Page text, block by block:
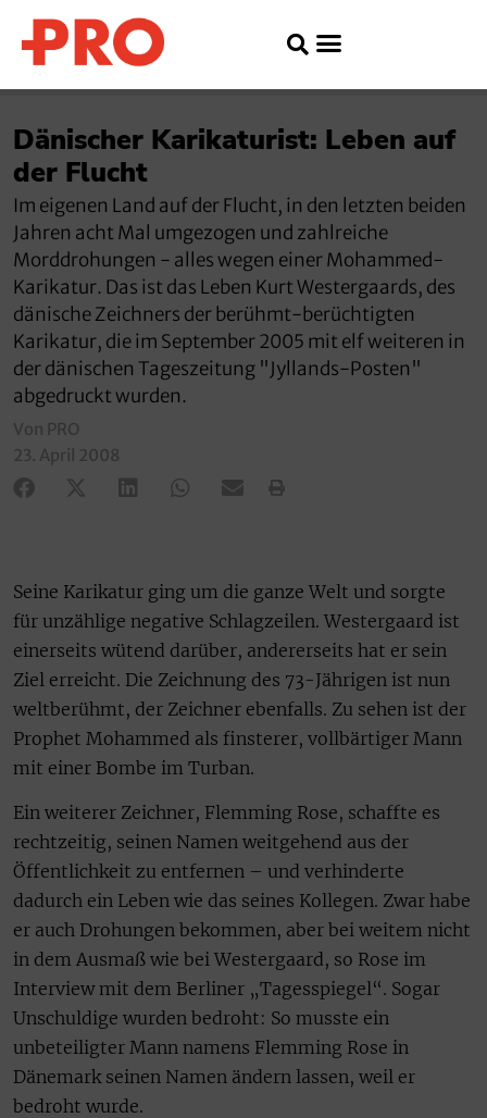
Dänischer Karikaturist: Leben auf
der Flucht
Im eigenen Land auf der Flucht, in den letzten beiden
Jahren acht Mal umgezogen und zahlreiche
Morddrohungen - alles wegen einer Mohammed-
Karikatur. Das ist das Leben Kurt Westergaards, des
dänische Zeichners der berühmt-berüchtigten
Karikatur, die im September 2005 mit elf weiteren in
der dänischen Tageszeitung "Jyllands-Posten"
abgedruckt wurden.
Von PRO
23. April 2008
Seine Karikatur ging um die ganze Welt und sorgte
für unzählige negative Schlagzeilen. Westergaard ist
einerseits wütend darüber, andererseits hat er sein
Ziel erreicht. Die Zeichnung des 73-Jährigen ist nun
weltberühmt, der Zeichner ebenfalls. Zu sehen ist der
Prophet Mohammed als finsterer, vollbärtiger Mann
mit einer Bombe im Turban.
Ein weiterer Zeichner, Flemming Rose, schaffte es
rechtzeitig, seinen Namen weitgehend aus der
Öffentlichkeit zu entfernen – und verhinderte
dadurch ein Leben wie das seines Kollegen. Zwar habe
er auch Drohungen bekommen, aber bei weitem nicht
in dem Ausmaß wie bei Westergaard, so Rose im
Interview mit dem Berliner „Tagesspiegel“. Sogar
Unschuldige wurden bedroht: So musste ein
unbeteiligter Mann namens Flemming Rose in
Dänemark seinen Namen ändern lassen, weil er
bedroht wurde.